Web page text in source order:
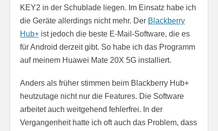
KEY2 in der Schublade liegen. Im Einsatz habe ich
die Geräte allerdings nicht mehr. Der Blackberry
Hub+ ist jedoch die beste E-Mail-Software, die es
für Android derzeit gibt. So habe ich das Programm
auf meinem Huawei Mate 20X 5G installiert.
Anders als früher stimmen beim Blackberry Hub+
heutzutage nicht nur die Features. Die Software
arbeitet auch weitgehend fehlerfrei. In der
Vergangenheit hatte ich oft auch das Problem, dass